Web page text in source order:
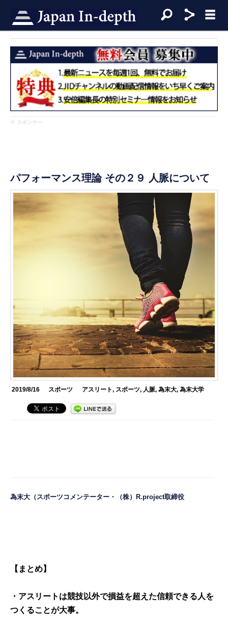
※ スポンサー
パフォーマンス理論 その２９ 人脈について
2019/8/16 スポーツ アスリート, スポーツ, 人脈, 為末大, 為末大学
為末大（スポーツコメンテーター・（株）R.project取締役
【まとめ】
・アスリートは競技以外で損益を超えた信頼できる人を
つくることが大事。